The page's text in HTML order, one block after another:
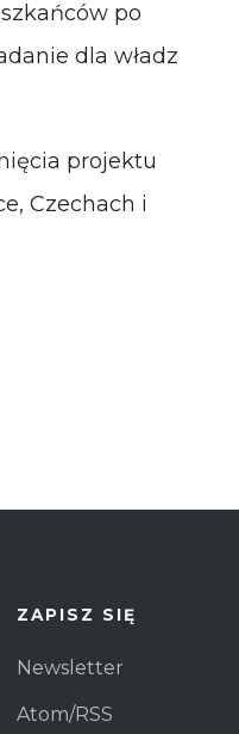
po
dla władz
projektu
Czechach i
ZAPISZ SIĘ
Newsletter
Atom/RSS